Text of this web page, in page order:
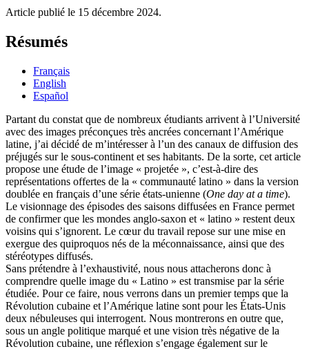
Article publié le 15 décembre 2024.
Résumés
Français
English
Español
Partant du constat que de nombreux étudiants arrivent à l’Université
avec des images préconçues très ancrées concernant l’Amérique
latine, j’ai décidé de m’intéresser à l’un des canaux de diffusion des
préjugés sur le sous-continent et ses habitants. De la sorte, cet article
propose une étude de l’image « projetée », c’est-à-dire des
représentations offertes de la « communauté latino » dans la version
doublée en français d’une série états-unienne (One day at a time).
Le visionnage des épisodes des saisons diffusées en France permet
de confirmer que les mondes anglo-saxon et « latino » restent deux
voisins qui s’ignorent. Le cœur du travail repose sur une mise en
exergue des quiproquos nés de la méconnaissance, ainsi que des
stéréotypes diffusés.
Sans prétendre à l’exhaustivité, nous nous attacherons donc à
comprendre quelle image du « Latino » est transmise par la série
étudiée. Pour ce faire, nous verrons dans un premier temps que la
Révolution cubaine et l’Amérique latine sont pour les États-Unis
deux nébuleuses qui interrogent. Nous montrerons en outre que,
sous un angle politique marqué et une vision très négative de la
Révolution cubaine, une réflexion s’engage également sur le